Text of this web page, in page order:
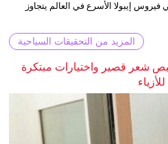
إيبولا الأسرع في العالم يتجاوز
المزيد من التحقيقات السياحية
شعر قصير واختيارات مبتكرة
للأزياء